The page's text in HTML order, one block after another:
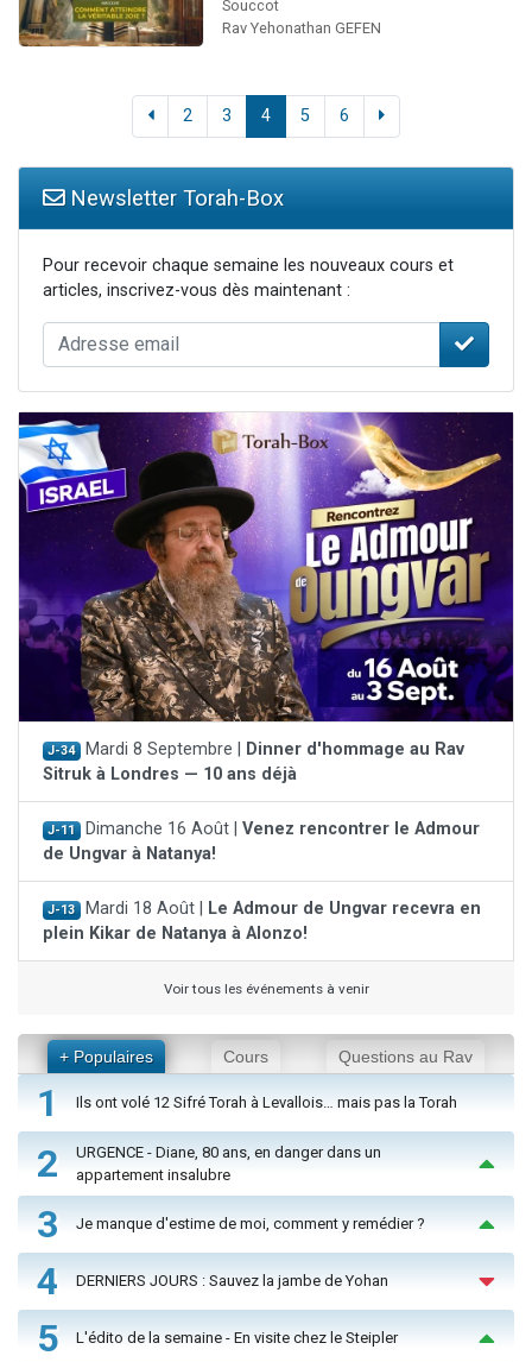
Souccot
Rav Yehonathan GEFEN
2 3 4 5 6
Newsletter Torah-Box
Pour recevoir chaque semaine les nouveaux cours et
articles, inscrivez-vous dès maintenant :
J-34 Mardi 8 Septembre |
Dinner d'hommage au Rav
Sitruk à Londres — 10 ans déjà
J-11 Dimanche 16 Août | Venez rencontrer le Admour
de Ungvar à Natanya!
J-13 Mardi 18 Août |
Le Admour de Ungvar recevra en
plein Kikar de Natanya à Alonzo!
Voir tous les événements à venir
+ Populaires Cours Questions au Rav
1 Ils ont volé 12 Sifré Torah à Levallois… mais pas la Torah
2
URGENCE - Diane, 80 ans, en danger dans un
appartement insalubre
3 Je manque d'estime de moi, comment y remédier ?
4 DERNIERS JOURS : Sauvez la jambe de Yohan
5 L'édito de la semaine - En visite chez le Steipler